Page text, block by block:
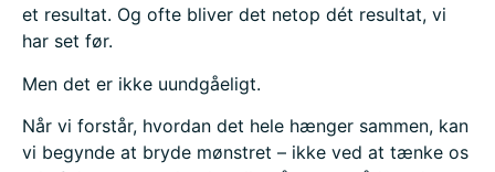
et resultat. Og ofte bliver det netop dét resultat, vi
har set før.
Men det er ikke uundgåeligt.
Når vi forstår, hvordan det hele hænger sammen, kan
vi begynde at bryde mønstret – ikke ved at tænke os